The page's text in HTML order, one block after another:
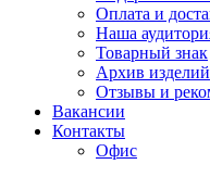
Оплата и
Наша
Товарный знак
Архив изделий
Отзывы и
Вакансии
Контакты
Офис